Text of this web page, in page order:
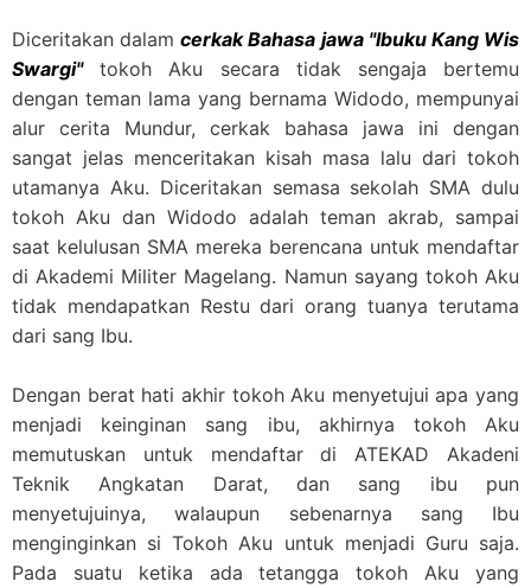
Diceritakan dalamcerkak Bahasa jawa "Ibuku Kang Wis
Swargi"tokoh Aku secara tidak sengaja bertemu
dengan teman lama yang bernama Widodo, mempunyai
alur cerita Mundur, cerkak bahasa jawa ini dengan
sangat jelas menceritakan kisah masa lalu dari tokoh
utamanya Aku. Diceritakan semasa sekolah SMA dulu
tokoh Aku dan Widodo adalah teman akrab, sampai
saat kelulusan SMA mereka berencana untuk mendaftar
di Akademi Militer Magelang. Namun sayang tokoh Aku
tidak mendapatkan Restu dari orang tuanya terutama
dari sang Ibu.
Dengan berat hati akhir tokoh Aku menyetujui apa yang
menjadi keinginan sang ibu, akhirnya tokoh Aku
memutuskan untuk mendaftar di ATEKAD Akadeni
Teknik Angkatan Darat, dan sang ibu pun
menyetujuinya, walaupun sebenarnya sang Ibu
menginginkan si Tokoh Aku untuk menjadi Guru saja.
Pada suatu ketika ada tetangga tokoh Aku yang